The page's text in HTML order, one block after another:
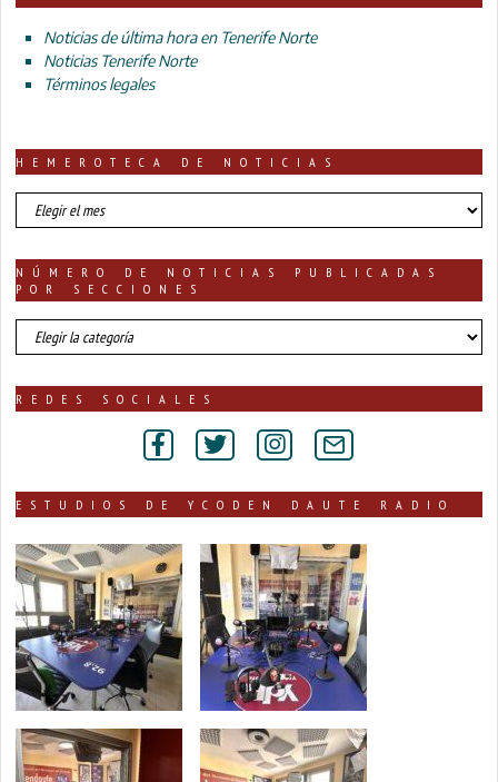
Noticias de última hora en Tenerife Norte
Noticias Tenerife Norte
Términos legales
HEMEROTECA DE NOTICIAS
HEMEROTECA
DE
NÚMERO DE NOTICIAS PUBLICADAS
POR SECCIONES
número
de
publicadas
REDES SOCIALES
ESTUDIOS DE YCODEN DAUTE RADIO